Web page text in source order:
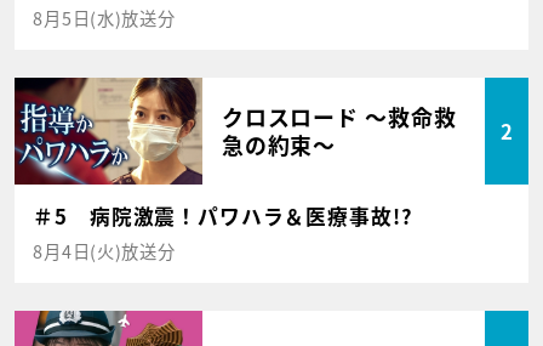
8月5日(水)放送分
クロスロード ～救命救
急の約束～
2
＃5 病院激震！パワハラ＆医療事故!?
8月4日(火)放送分